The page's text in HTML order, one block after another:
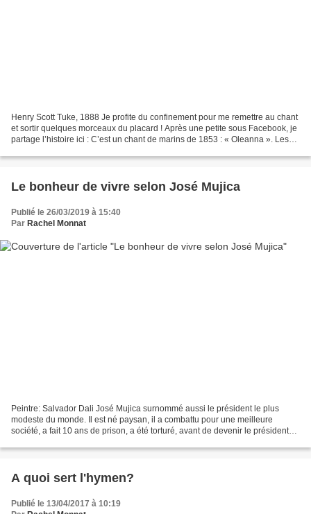
Henry Scott Tuke, 1888 Je profite du confinement pour me remettre au chant
et sortir quelques morceaux du placard ! Après une petite sous Facebook, je
partage l’histoire ici : C’est un chant de marins de 1853 : « Oleanna ». Les
Le bonheur de vivre selon José Mujica
Publié le 26/03/2019 à 15:40
Par Rachel Monnat
Peintre: Salvador Dali José Mujica surnommé aussi le président le plus
modeste du monde. Il est né paysan, il a combattu pour une meilleure
société, a fait 10 ans de prison, a été torturé, avant de devenir le président
A quoi sert l'hymen?
Publié le 13/04/2017 à 10:19